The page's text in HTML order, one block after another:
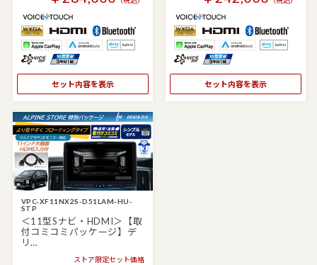
セット内容を表示 セット内容を表示
VPC-XF11NX2S-D51LAM-HU-
STP
＜11型Sナビ・HDMI＞【取
付コミコミパッケージ】デ
リ…
ストア限定セット価格